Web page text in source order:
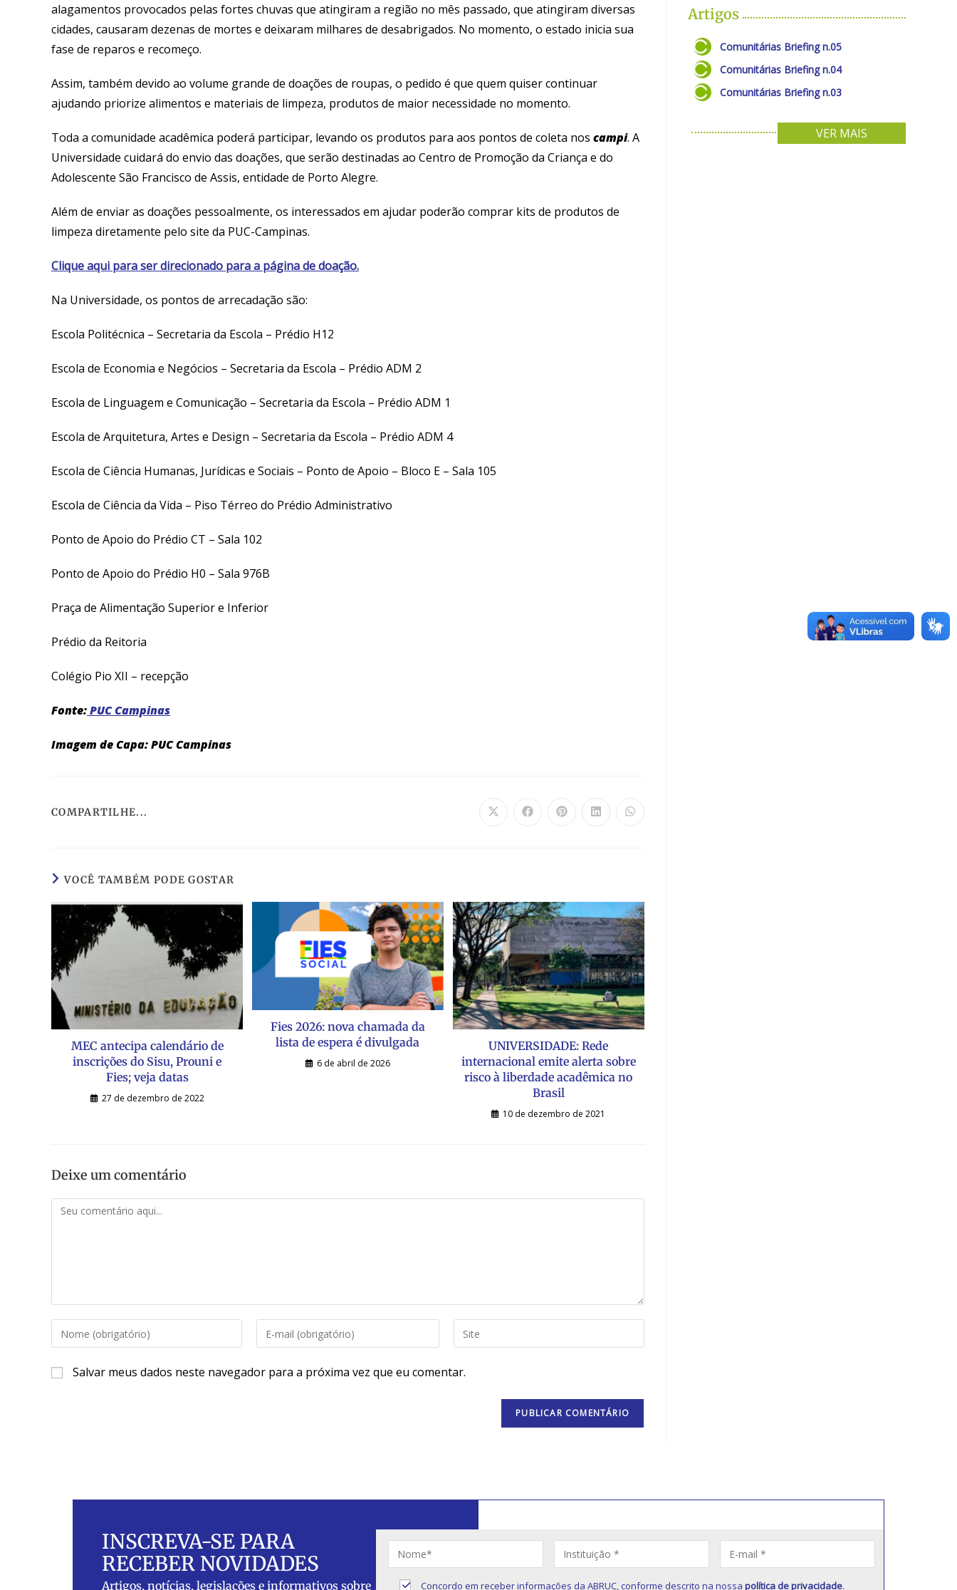
alagamentos provocados pelas fortes chuvas que atingiram a região no mês passado, que atingiram diversas
cidades, causaram dezenas de mortes e deixaram milhares de desabrigados. No momento, o estado inicia sua
fase de reparos e recomeço.
Assim, também devido ao volume grande de doações de roupas, o pedido é que quem quiser continuar
ajudando priorize alimentos e materiais de limpeza, produtos de maior necessidade no momento.
Toda a comunidade acadêmica poderá participar, levando os produtos para aos pontos de coleta nos campi. A
Universidade cuidará do envio das doações, que serão destinadas ao Centro de Promoção da Criança e do
Adolescente São Francisco de Assis, entidade de Porto Alegre.
Além de enviar as doações pessoalmente, os interessados em ajudar poderão comprar kits de produtos de
limpeza diretamente pelo site da PUC-Campinas.
Clique aqui para ser direcionado para a página de doação.
Na Universidade, os pontos de arrecadação são:
Escola Politécnica – Secretaria da Escola – Prédio H12
Escola de Economia e Negócios – Secretaria da Escola – Prédio ADM 2
Escola de Linguagem e Comunicação – Secretaria da Escola – Prédio ADM 1
Escola de Arquitetura, Artes e Design – Secretaria da Escola – Prédio ADM 4
Escola de Ciência Humanas, Jurídicas e Sociais – Ponto de Apoio – Bloco E – Sala 105
Escola de Ciência da Vida – Piso Térreo do Prédio Administrativo
Ponto de Apoio do Prédio CT – Sala 102
Ponto de Apoio do Prédio H0 – Sala 976B
Praça de Alimentação Superior e Inferior
Prédio da Reitoria
Colégio Pio XII – recepção
Fonte:PUC Campinas
Imagem de Capa: PUC Campinas
COMPARTILHE...
VOCÊ TAMBÉM PODE GOSTAR
MEC antecipa calendário de
inscrições do Sisu, Prouni e
Fies; veja datas
27 de dezembro de 2022
Fies 2026: nova chamada da
lista de espera é divulgada
6 de abril de 2026
UNIVERSIDADE: Rede
internacional emite alerta sobre
risco à liberdade acadêmica no
Brasil
10 de dezembro de 2021
Deixe um comentário
Salvar meus dados neste navegador para a próxima vez que eu comentar.
Artigos
Comunitárias Briefing n.05
Comunitárias Briefing n.04
Comunitárias Briefing n.03
VER MAIS
INSCREVA-SE PARA
RECEBER NOVIDADES
Artigos, notícias, legislações e informativos sobre Concordo em receber informações da ABRUC, conforme descrito na nossapolítica de privacidade.